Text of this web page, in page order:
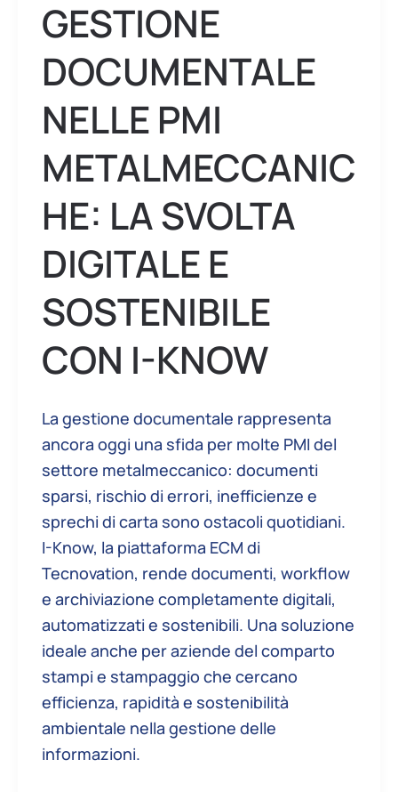
GESTIONE
DOCUMENTALE
NELLE PMI
METALMECCANIC
HE: LA SVOLTA
DIGITALE E
SOSTENIBILE
CON I-KNOW
La gestione documentale rappresenta
ancora oggi una sfida per molte PMI del
settore metalmeccanico: documenti
sparsi, rischio di errori, inefficienze e
sprechi di carta sono ostacoli quotidiani.
I-Know, la piattaforma ECM di
Tecnovation, rende documenti, workflow
e archiviazione completamente digitali,
automatizzati e sostenibili. Una soluzione
ideale anche per aziende del comparto
stampi e stampaggio che cercano
efficienza, rapidità e sostenibilità
ambientale nella gestione delle
informazioni.
Know